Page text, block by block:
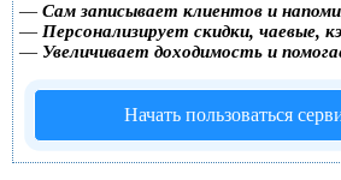
— Сам записывает клиентов и
— Персонализирует скидки, чаевые,
— Увеличивает доходимость и
Начать пользоваться